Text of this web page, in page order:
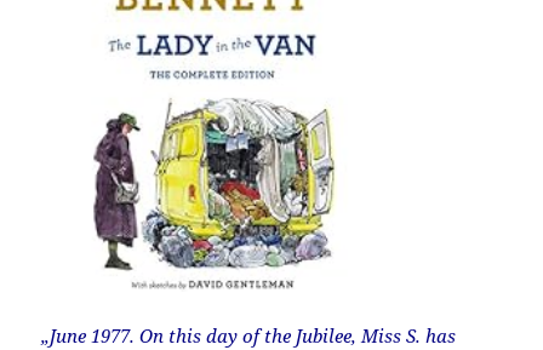
„June 1977. On this day of the Jubilee, Miss S. has